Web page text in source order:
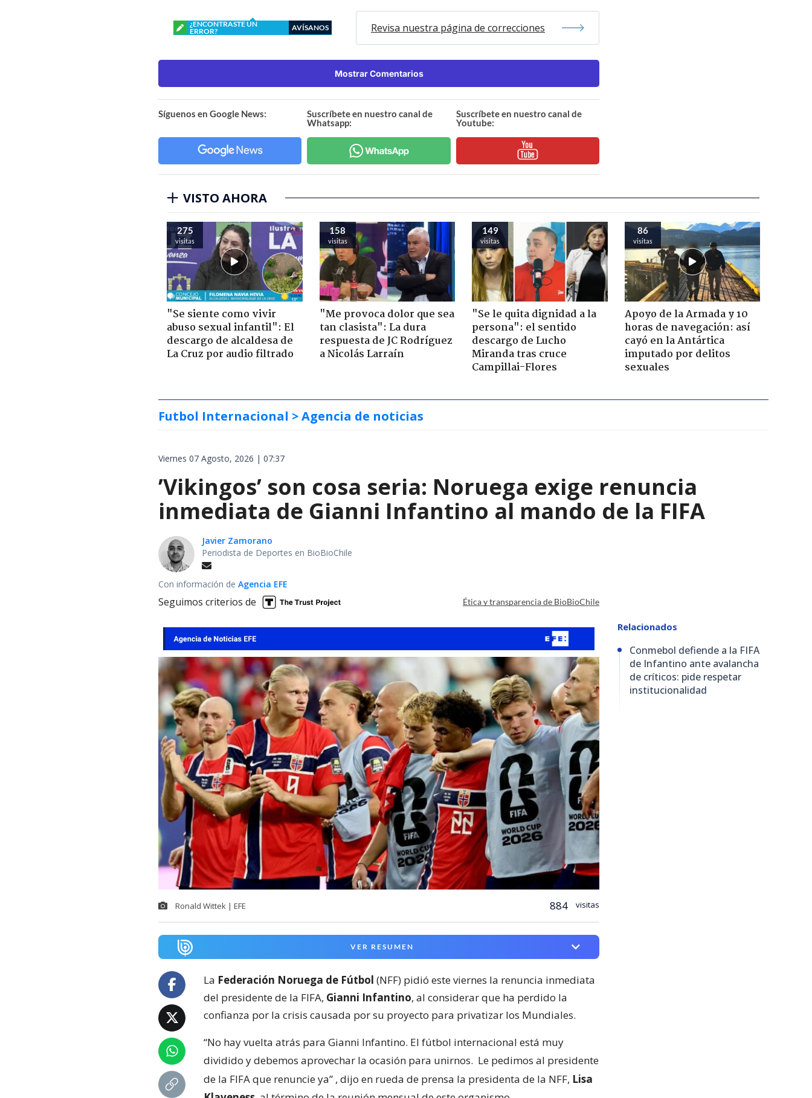
¿ENCONTRASTE UN
ERROR?
AVÍSANOS Revisa nuestra página de correcciones
Mostrar Comentarios
Síguenos en Google News:
Suscríbete en nuestro canal de
Whatsapp:
Suscríbete en nuestro canal de
Youtube:
VISTO AHORA
275
visitas
"Se siente como vivir
abuso sexual infantil": El
descargo de alcaldesa de
La Cruz por audio filtrado
158
visitas
"Me provoca dolor que sea
tan clasista": La dura
respuesta de JC Rodríguez
a Nicolás Larraín
149
visitas
"Se le quita dignidad a la
persona": el sentido
descargo de Lucho
Miranda tras cruce
Campillai-Flores
86
visitas
Apoyo de la Armada y 10
horas de navegación: así
cayó en la Antártica
imputado por delitos
sexuales
Futbol Internacional > Agencia de noticias
Viernes 07 Agosto, 2026 | 07:37
’Vikingos’ son cosa seria: Noruega exige renuncia
inmediata de Gianni Infantino al mando de la FIFA
Javier Zamorano
Periodista de Deportes en BioBioChile
Con información de Agencia EFE
Seguimos criterios de Ética y transparencia de BioBioChile
Ronald Wittek | EFE 884 visitas
VER RESUMEN
La Federación Noruega de Fútbol (NFF) pidió este viernes la renuncia inmediata
del presidente de la FIFA, Gianni Infantino, al considerar que ha perdido la
confianza por la crisis causada por su proyecto para privatizar los Mundiales.
“No hay vuelta atrás para Gianni Infantino. El fútbol internacional está muy
dividido y debemos aprovechar la ocasión para unirnos. Le pedimos al presidente
de la FIFA que renuncie ya” , dijo en rueda de prensa la presidenta de la NFF, Lisa
Relacionados
Conmebol defiende a la FIFA
de Infantino ante avalancha
de críticos: pide respetar
institucionalidad